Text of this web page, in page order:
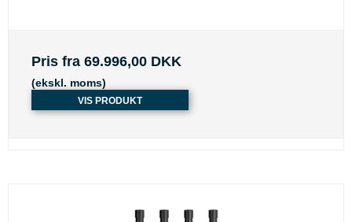
Pris fra 69.996,00 DKK
(ekskl. moms)
VIS PRODUKT